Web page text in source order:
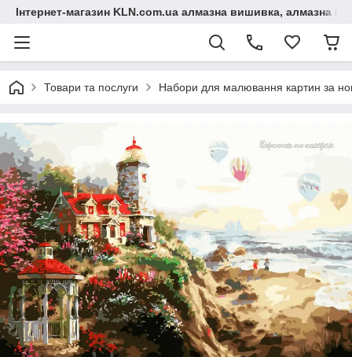
Інтернет-магазин KLN.com.ua алмазна вишивка, алмазна
Товари та послуги Набори для малювання картин за